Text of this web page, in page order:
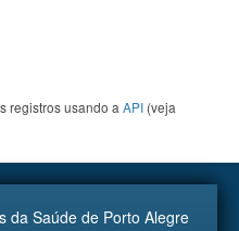
registros usando a API (veja
da Saúde de Porto Alegre